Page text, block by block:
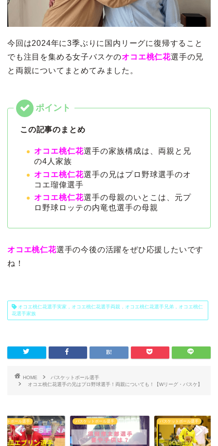
今回は2024年に3季ぶりに国内リーグに復帰すること
でも注目を集める女子バスケのオコエ桃仁花選手の兄
と両親についてまとめてみました。
この記事のまとめ
オコエ桃仁花選手の家族構成は、両親と兄
の4人家族
オコエ桃仁花選手の兄はプロ野球選手のオ
コエ瑠偉選手
オコエ桃仁花選手の母親のいとこは、元プ
ロ野球ロッテの内竜也選手の母親
オコエ桃仁花選手の今後の活躍をぜひ応援したいです
ね！
オコエ桃仁花選手実家，オコエ桃仁花選手両親，オコエ桃仁花選手兄弟，オコエ桃仁
花選手家族
HOME
バスケットボール選手
オコエ桃仁花選手の兄はプロ野球選手！両親についても！【Wリーグ・バスケ】
ットボール選手 バスケットボール選手 バスケットボール選手